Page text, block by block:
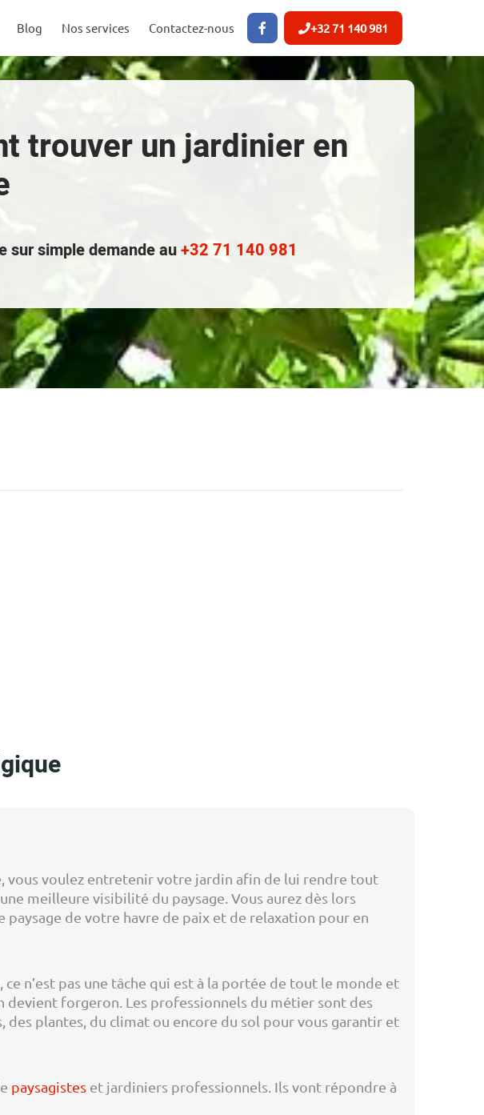
Blog Nos services Contactez-nous +32 71 140 981
trouver un jardinier en
sur simple demande au+32 71 140 981
vous voulez entretenir votre jardin afin de lui rendre tout
meilleure visibilité du paysage. Vous aurez dès lors
de votre havre de paix et de relaxation pour en
n’est pas une tâche qui est à la portée de tout le monde et
devient forgeron. Les professionnels du métier sont des
plantes, du climat ou encore du sol pour vous garantir et
paysagistes et jardiniers professionnels. Ils vont répondre à